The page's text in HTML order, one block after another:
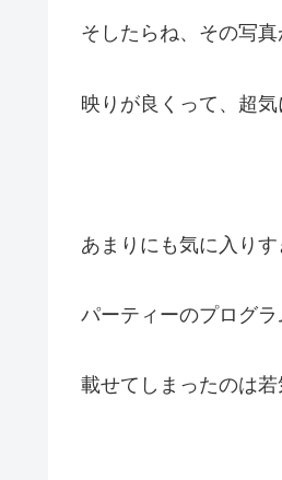
そしたらね、その写真
映りが良くって、超気
あまりにも気に入り
パーティーのプログ
載せてしまったのは若